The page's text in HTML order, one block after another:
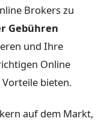
Brokers zu
Gebühren
und Ihre
Online
bieten.
auf dem Markt,